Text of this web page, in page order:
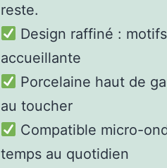
reste.
Design raffiné :
accueillante
Porcelaine haut de
au toucher
Compatible micro-
temps au quotidien